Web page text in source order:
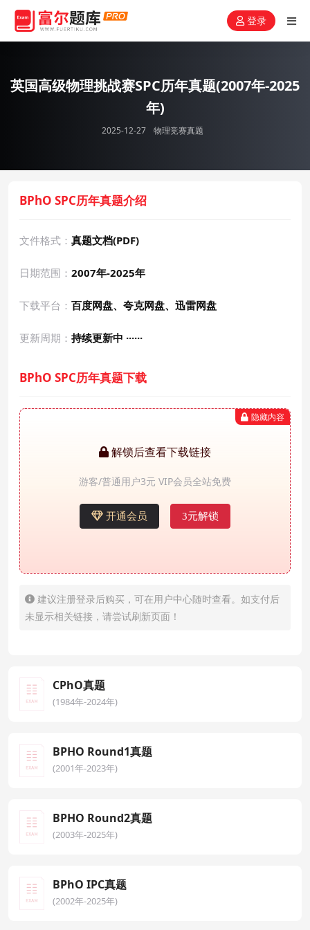
登录
英国高级物理挑战赛SPC历年真题(2007年-2025
年)
2025-12-27 物理竞赛真题
BPhO SPC历年真题介绍
文件格式： 真题文档(PDF)
日期范围： 2007年-2025年
下载平台： 百度网盘、夸克网盘、迅雷网盘
更新周期： 持续更新中 ······
BPhO SPC历年真题下载
隐藏内容
解锁后查看下载链接
游客/普通用户3元 VIP会员全站免费
开通会员 3元解锁
建议注册登录后购买，可在用户中心随时查看。如支付后
未显示相关链接，请尝试刷新页面！
CPhO真题
(1984年-2024年)
BPHO Round1真题
(2001年-2023年)
BPHO Round2真题
(2003年-2025年)
BPhO IPC真题
(2002年-2025年)